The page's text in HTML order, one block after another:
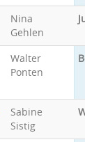
Nina
Gehlen
Walter
Ponten
Sabine
Sistig